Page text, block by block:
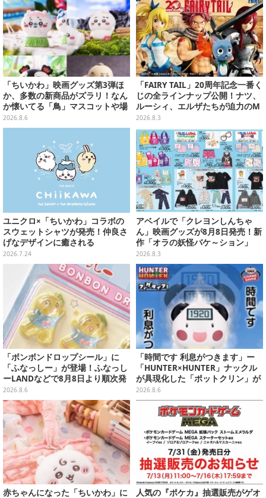
「ちいかわ」映画グッズ第3弾ほ
か、多数の新商品がズラリ！なん
か懐いてる「鳥」マスコットや場
面写アイテムなど必見のラインナ
ップ
2026.8.6
「FAIRY TAIL」20周年記念一番く
じの全ラインナップ公開！ナツ、
ルーシィ、エルザたちが迫力のM
ASTERLISEで初登場
2026.8.3
ユニクロ×「ちいかわ」コラボの
スウェットシャツが発売！仲良さ
げなデザインに癒される
2026.7.24
アベイルで「クレヨンしんちゃ
ん」映画グッズが8月8日発売！新
作「オラの妖怪バケ～ション」
や、「ヘンダーランド」「暗黒タ
マタマ」などをフィーチャー
2026.8.3
「ボンボンドロップシール」に
「ふなっしー」が登場！ふなっし
ーLANDなどで8月8日より順次発
売
2026.8.6
「時間です 利息がつきます」ー
「HUNTER×HUNTER」ナックル
が具現化した「ポットクリン」が
貯金箱としてプライズ展開
2026.8.6
赤ちゃんになった「ちいかわ」に 人気の『ポケカ』抽選販売がゲオ